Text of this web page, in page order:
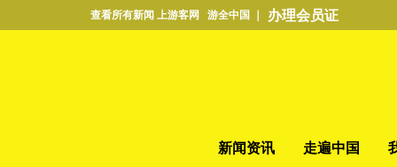
查看所有新闻 上游客网 游全中国 ｜ 办理会员证
新闻资讯 走遍中国